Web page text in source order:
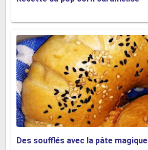
Des soufflés avec la pâte magique